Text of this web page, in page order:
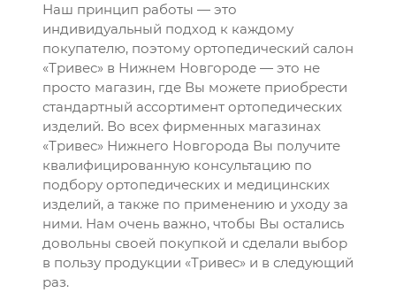
Наш принцип работы — это
индивидуальный подход к каждому
покупателю, поэтому ортопедический салон
«Тривес» в Нижнем Новгороде — это не
просто магазин, где Вы можете приобрести
стандартный ассортимент ортопедических
изделий. Во всех фирменных магазинах
«Тривес» Нижнего Новгорода Вы получите
квалифицированную консультацию по
подбору ортопедических и медицинских
изделий, а также по применению и уходу за
ними. Нам очень важно, чтобы Вы остались
довольны своей покупкой и сделали выбор
в пользу продукции «Тривес» и в следующий
раз.